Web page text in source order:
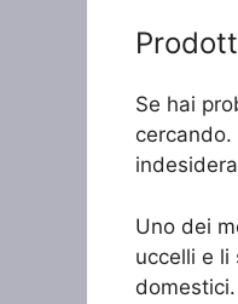
Se hai
Uno dei
uccelli e li
domestici.